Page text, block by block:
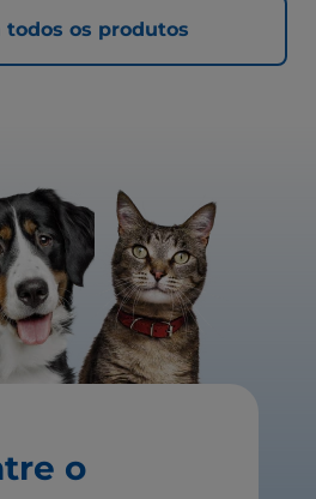
todos os produtos
o